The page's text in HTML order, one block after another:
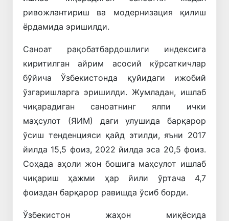
ривожлантириш ва модернизация қилиш
ёрдамида эришилди.
Саноат рақобатбардошлиги индексига
киритилган айрим асосий кўрсаткичлар
бўйича Ўзбекистонда қуйидаги ижобий
ўзгаришларга эришилди. Жумладан, ишлаб
чиқарадиган саноатнинг ялпи ички
маҳсулот (ЯИМ) даги улушида барқарор
ўсиш тенденцияси қайд этилди, яъни 2017
йилда 15,5 фоиз, 2022 йилда эса 20,5 фоиз.
Соҳада аҳоли жон бошига маҳсулот ишлаб
чиқариш ҳажми ҳар йили ўртача 4,7
фоиздан барқарор равишда ўсиб борди.
Ўзбекистон жаҳон миқёсида